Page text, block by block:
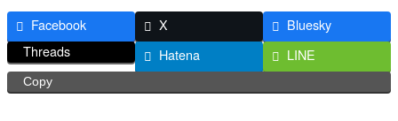
Facebook X
Bluesky
Threads
Hatena LINE
Copy